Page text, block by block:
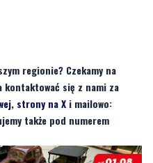
regionie? Czekamy na
kontaktować się z nami za
, strony na X i mailowo:
także pod numerem